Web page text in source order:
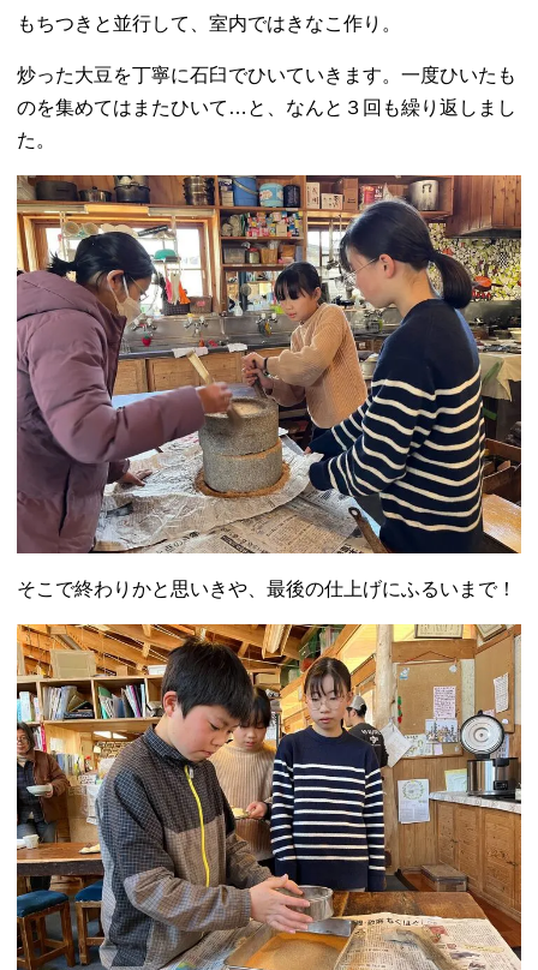
もちつきと並行して、室内ではきなこ作り。
炒った大豆を丁寧に石臼でひいていきます。一度ひいたも
のを集めてはまたひいて…と、なんと３回も繰り返しまし
た。
そこで終わりかと思いきや、最後の仕上げにふるいまで！